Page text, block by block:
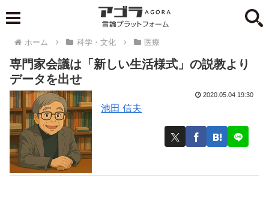
ホーム 科学・文化 医療
専門家会議は「新しい生活様式」の説教より
データを出せ
池田 信夫
2020.05.04 19:30